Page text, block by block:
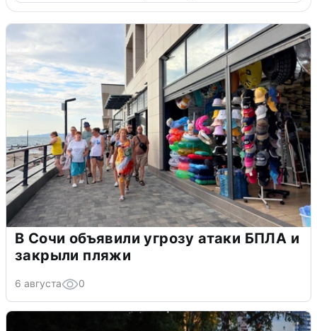
В Сочи объявили угрозу атаки БПЛА и
закрыли пляжи
6 августа 0